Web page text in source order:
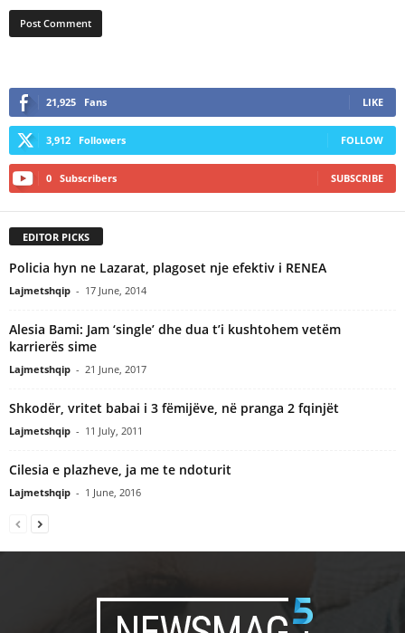
21,925 Fans LIKE
3,912 Followers FOLLOW
0 Subscribers SUBSCRIBE
EDITOR PICKS
Policia hyn ne Lazarat, plagoset nje efektiv i RENEA
Lajmetshqip - 17 June, 2014
Alesia Bami: Jam ‘single’ dhe dua t’i kushtohem vetëm
karrierës sime
Lajmetshqip - 21 June, 2017
Shkodër, vritet babai i 3 fëmijëve, në pranga 2 fqinjët
Lajmetshqip - 11 July, 2011
Cilesia e plazheve, ja me te ndoturit
Lajmetshqip - 1 June, 2016